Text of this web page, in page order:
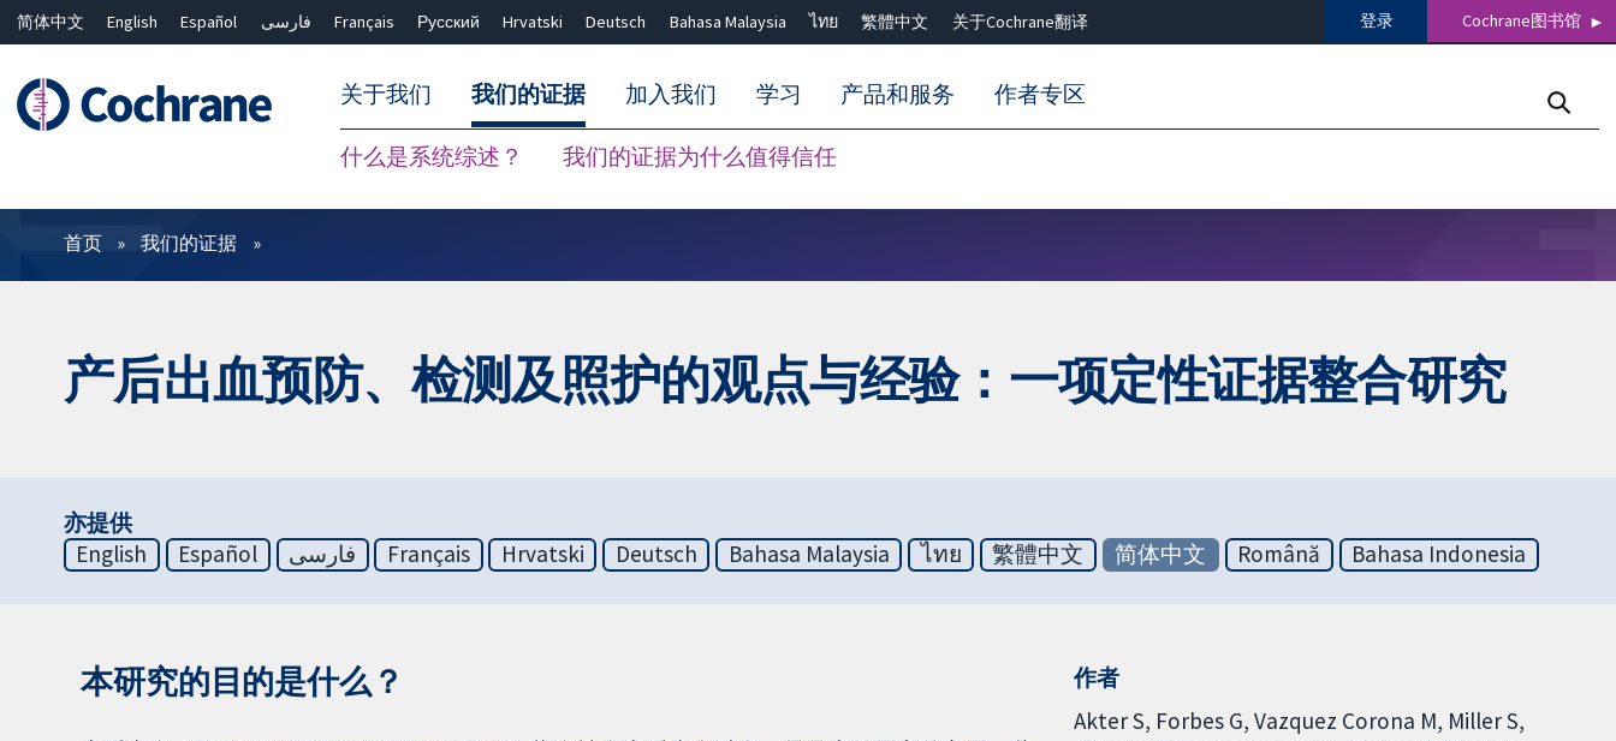
简体中文 English Español فارسی Français Русский Hrvatski Deutsch Bahasa Malaysia ไทย 繁體中文 关于Cochrane翻译 登录 Cochrane图书馆
关于我们 我们的证据
什么是系统综述？ 我们的证据为什么值得信任
加入我们 学习 产品和服务 作者专区
过滤
首页 我们的证据
产后出血预防、检测及照护的观点与经验：一项定性证据整合研究
亦提供
English
Español فارسی Français Hrvatski Deutsch Bahasa Malaysia ไทย 繁體中文 简体中文 Română Bahasa Indonesia
本研究的目的是什么？
作者
Akter S Forbes G Vazquez Corona M Miller S